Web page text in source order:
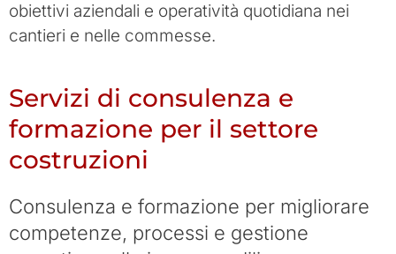
obiettivi aziendali e operatività quotidiana nei
cantieri e nelle commesse.
Servizi di consulenza e
formazione per il settore
costruzioni
Consulenza e formazione per migliorare
competenze, processi e gestione